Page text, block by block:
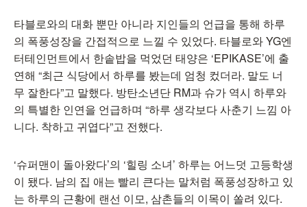
타블로와의 대화 뿐만 아니라 지인들의 언급을 통해 하루
의 폭풍성장을 간접적으로 느낄 수 있었다. 타블로와 YG엔
터테인먼트에서 한솥밥을 먹었던 태양은 ‘EPIKASE’에 출
연해 “최근 식당에서 하루를 봤는데 엄청 컸더라. 말도 너
무 잘한다”고 말했다. 방탄소년단 RM과 슈가 역시 하루와
의 특별한 인연을 언급하며 “하루 생각보다 사춘기 느낌 아
니다. 착하고 귀엽다”고 전했다.
‘슈퍼맨이 돌아왔다’의 ‘힐링 소녀’ 하루는 어느덧 고등학생
이 됐다. 남의 집 애는 빨리 큰다는 말처럼 폭풍성장하고 있
는 하루의 근황에 랜선 이모, 삼촌들의 이목이 쏠려 있다.